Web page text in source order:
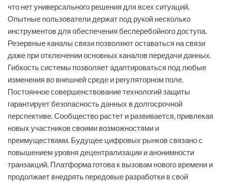
что нет универсального решения для всех ситуаций.
Опытные пользователи держат под рукой несколько
инструментов для обеспечения бесперебойного доступа.
Резервные каналы связи позволяют оставаться на связи
даже при отключении основных каналов передачи данных.
Гибкость системы позволяет адаптироваться под любые
изменения во внешней среде и регуляторном поле.
Постоянное совершенствование технологий защиты
гарантирует безопасность данных в долгосрочной
перспективе. Сообщество растет и развивается, привлекая
новых участников своими возможностями и
преимуществами. Будущее цифровых рынков связано с
повышением уровня децентрализации и анонимности
транзакций. Платформа готова к вызовам нового времени и
продолжает внедрять передовые разработки в свой